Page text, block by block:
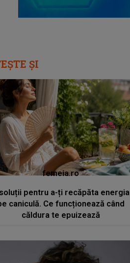
ȘI
femeia.ro
pentru a-ți recăpăta energia
caniculă. Ce funcționează când
căldura te epuizează